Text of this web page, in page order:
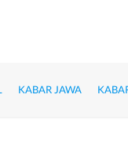
KABAR JAWA